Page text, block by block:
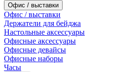
Офис / выставки
Офис / выставки
Держатели для бейджа
Настольные аксессуары
Офисные аксессуары
Офисные девайсы
Офисные наборы
Часы